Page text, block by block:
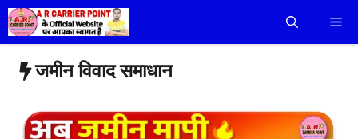
Skip
to
content
जमीन विवाद समाधान